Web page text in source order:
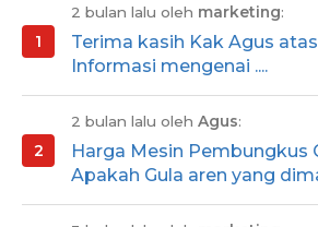
2 bulan lalu oleh marketing:
Terima kasih Kak Agus
Informasi mengenai ....
2 bulan lalu oleh Agus:
Harga Mesin Pembungkus
Apakah Gula aren yang